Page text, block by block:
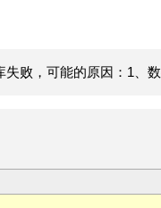
败，可能的原因：1、